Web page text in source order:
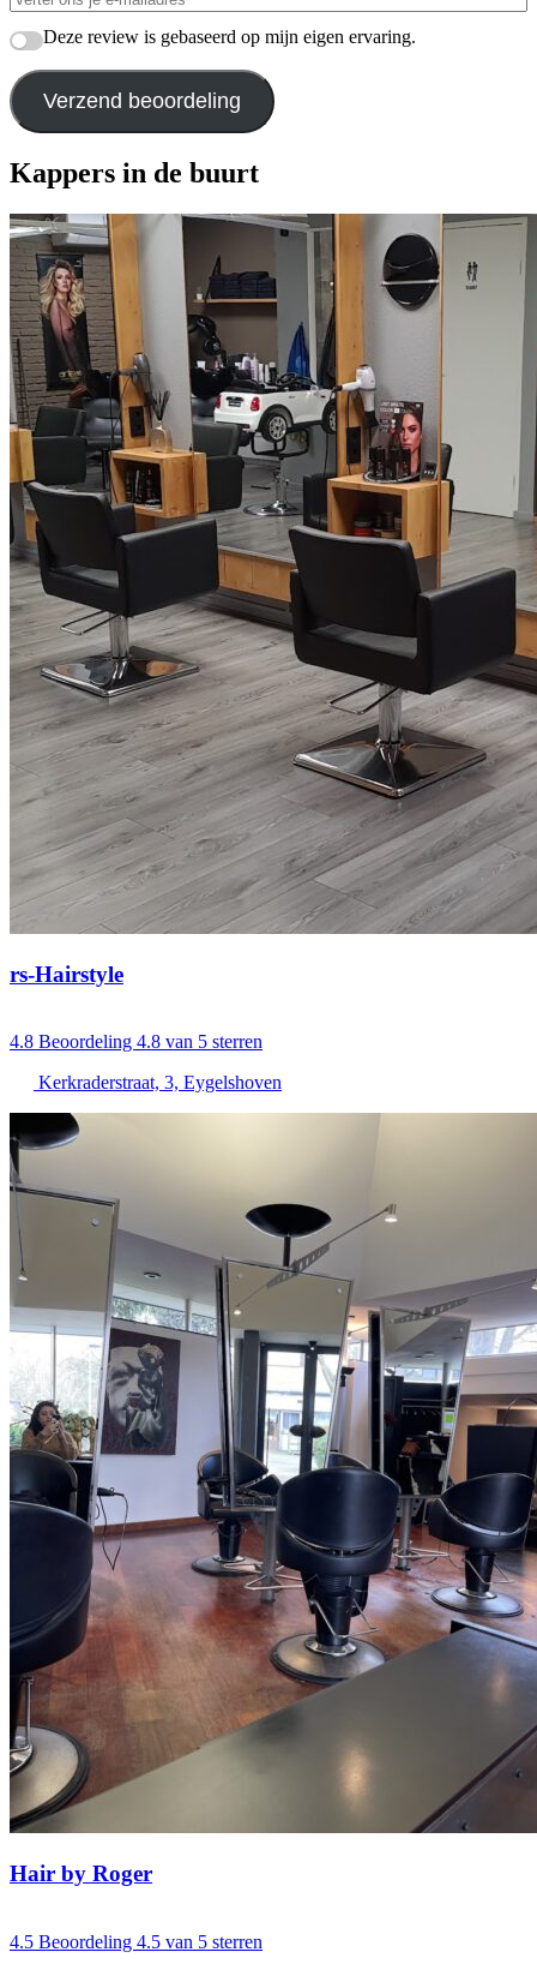
Deze review is gebaseerd op mijn eigen ervaring.
Verzend beoordeling
Kappers in de buurt
rs-Hairstyle
4.8 Beoordeling 4.8 van 5 sterren
Kerkraderstraat, 3, Eygelshoven
Hair by Roger
4.5 Beoordeling 4.5 van 5 sterren